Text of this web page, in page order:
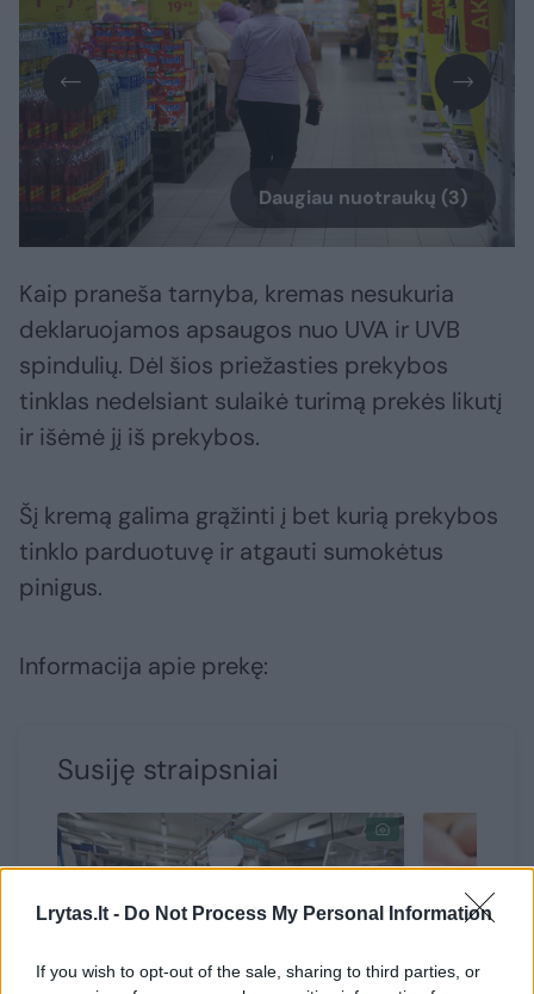
Lrytas.lt - Do Not Process My Personal Information
If you wish to opt-out of the sale, sharing to third parties, or
Daugiau nuotraukų (3)
Kaip praneša tarnyba, kremas nesukuria
deklaruojamos apsaugos nuo UVA ir UVB
spindulių. Dėl šios priežasties prekybos
tinklas nedelsiant sulaikė turimą prekės likutį
ir išėmė jį iš prekybos.
Šį kremą galima grąžinti į bet kurią prekybos
tinklo parduotuvę ir atgauti sumokėtus
pinigus.
Informacija apie prekę:
Susiję straipsniai